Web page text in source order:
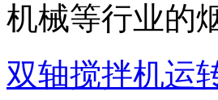
机械等行业的
双轴搅拌机运